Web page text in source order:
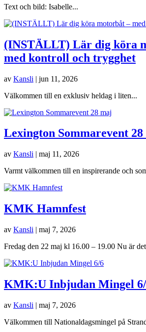
Text och bild: Isabelle...
(INSTÄLLT) Lär dig köra
med kontroll och trygghet
av Kansli | jun 11, 2026
Välkommen till en exklusiv heldag i liten...
Lexington Sommarevent
av Kansli | maj 11, 2026
Varmt välkommen till en inspirerande och
KMK Hamnfest
av Kansli | maj 7, 2026
Fredag den 22 maj kl 16.00 – 19.00 Nu är
KMK:U Inbjudan Mingel
av Kansli | maj 7, 2026
Välkommen till Nationaldagsmingel på